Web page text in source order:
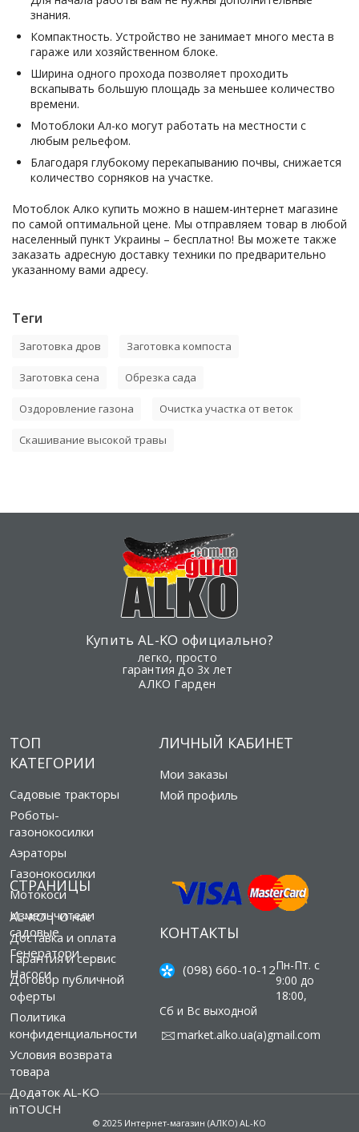
знания.
Компактность. Устройство не занимает много места в
гараже или хозяйственном блоке.
Ширина одного прохода позволяет проходить
вскапывать большую площадь за меньшее количество
времени.
Мотоблоки Ал-ко могут работать на местности с
любым рельефом.
Благодаря глубокому перекапыванию почвы, снижается
количество сорняков на участке.
Мотоблок Алко купить можно в нашем-интернет магазине
по самой оптимальной цене. Мы отправляем товар в любой
населенный пункт Украины – бесплатно! Вы можете также
заказать адресную доставку техники по предварительно
указанному вами адресу.
Теги
Заготовка дров Заготовка компоста
Заготовка сена Обрезка сада
Оздоровление газона Очистка участка от веток
Скашивание высокой травы
Купить AL-KO официально?
легко, просто
гарантия до 3х лет
АЛКО Гарден
ТОП
КАТЕГОРИИ
Садовые тракторы
Роботы-
газонокосилки
Аэраторы
Газонокосилки
Мотокоси
Измельчители
садовые
Генератори
Насоси
СТРАНИЦЫ
AL-KO | О нас
Доставка и оплата
Гарантия и сервис
Договор публичной
оферты
Политика
конфиденциальности
Условия возврата
товара
Додаток AL-KO
inTOUCH
ЛИЧНЫЙ КАБИНЕТ
Мои заказы
Мой профиль
КОНТАКТЫ
(098) 660-10-12Пн-Пт. с
9:00 до
18:00,
Сб и Вс выходной
market.alko.ua(а)gmail.com
© 2025 Интернет-магазин (АЛКО) AL-KO